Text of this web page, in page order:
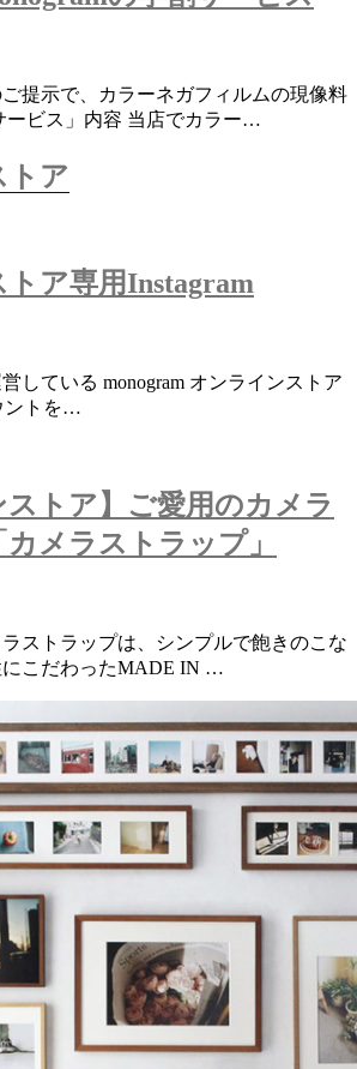
提示で、カラーネガフィルムの現像料
ービス」内容 当店でカラー…
トア
ア専用Instagram
している monogram オンラインストア
ントを…
ストア】ご愛用のカメラ
メラストラップ」
ストラップは、シンプルで飽きのこな
にこだわったMADE IN …